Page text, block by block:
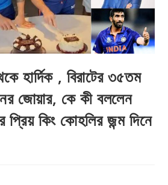
হার্দিক , বিরাটের ৩৫তম
জোয়ার, কে কী বললেন
কিং কোহলির জন্ম দিনে